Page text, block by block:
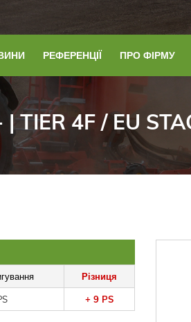
РЕФЕРЕНЦІЇ ПРО ФІРМУ
TIER 4F / EU
Різниця
+ 9 PS